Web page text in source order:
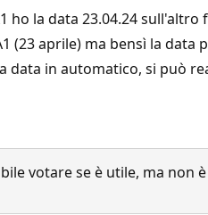
ho la data 23.04.24
aprile) ma bensì la data
data in automatico, si può
votare se è utile, ma non